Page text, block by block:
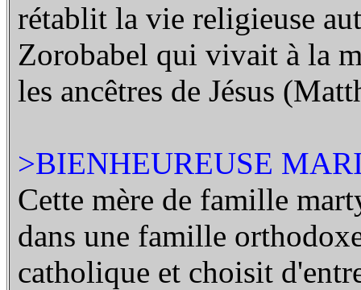
rétablit la vie religieuse
Zorobabel qui vivait à la
les ancêtres de Jésus
>BIENHEUREUSE
Cette mère de famille
dans une famille
catholique et choisit